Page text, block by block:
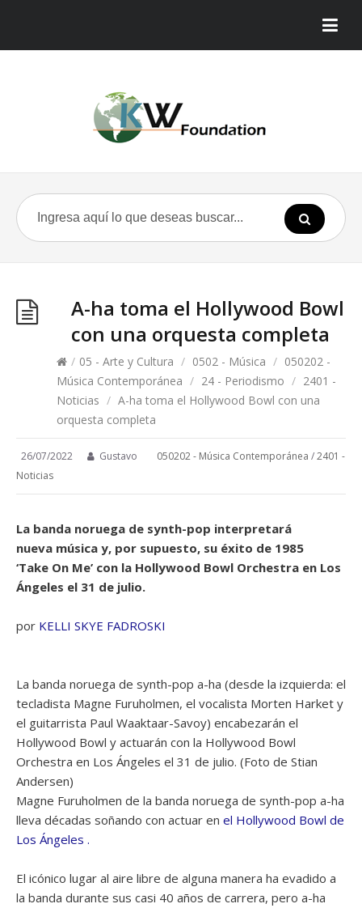
A-ha toma el Hollywood Bowl
con una orquesta completa
/ 05 - Arte y Cultura / 0502 - Música / 050202 -
Música Contemporánea / 24 - Periodismo / 2401 -
Noticias / A-ha toma el Hollywood Bowl con una
orquesta completa
26/07/2022 Gustavo 050202 - Música Contemporánea /2401 -
Noticias
La banda noruega de synth-pop interpretará
nueva música y, por supuesto, su éxito de 1985
‘Take On Me’ con la Hollywood Bowl Orchestra en Los
Ángeles el 31 de julio.
por KELLI SKYE FADROSKI
La banda noruega de synth-pop a-ha (desde la izquierda: el
tecladista Magne Furuholmen, el vocalista Morten Harket y
el guitarrista Paul Waaktaar-Savoy) encabezarán el
Hollywood Bowl y actuarán con la Hollywood Bowl
Orchestra en Los Ángeles el 31 de julio. (Foto de Stian
Andersen)
Magne Furuholmen de la banda noruega de synth-pop a-ha
lleva décadas soñando con actuar en el Hollywood Bowl de
Los Ángeles .
El icónico lugar al aire libre de alguna manera ha evadido a
la banda durante sus casi 40 años de carrera, pero a-ha